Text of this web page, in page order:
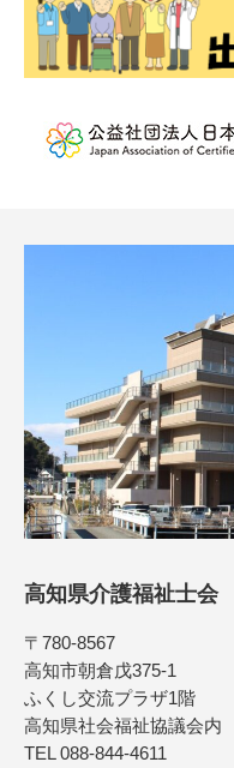
高知県介護福祉士会
〒780-8567
高知市朝倉戊375-1
ふくし交流プラザ1階
高知県社会福祉協議会内
TEL 088-844-4611